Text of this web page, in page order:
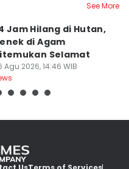
See More
Jam Hilang di Hutan,
di Agam
Selamat
Agu 2026, 14:46 WIB